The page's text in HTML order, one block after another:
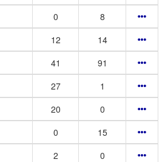
0
8
12
14
41
91
27
1
20
0
0
15
2
0